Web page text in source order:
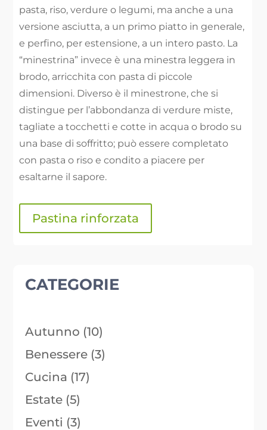
pasta, riso, verdure o legumi, ma anche a una
versione asciutta, a un primo piatto in generale,
e perfino, per estensione, a un intero pasto. La
“minestrina” invece è una minestra leggera in
brodo, arricchita con pasta di piccole
dimensioni. Diverso è il minestrone, che si
distingue per l’abbondanza di verdure miste,
tagliate a tocchetti e cotte in acqua o brodo su
una base di soffritto; può essere completato
con pasta o riso e condito a piacere per
esaltarne il sapore.
Pastina rinforzata
CATEGORIE
Autunno (10)
Benessere (3)
Cucina (17)
Estate (5)
Eventi (3)